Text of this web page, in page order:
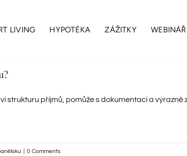
LIVING HYPOTÉKA ZÁŽITKY WEBINÁŘ
příjmů, pomůže s dokumentací a výrazně
0 Comments